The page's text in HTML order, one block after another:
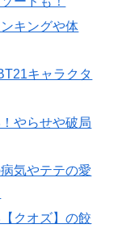
キングや体
キャラクタ
やらせや破局
気やテテの愛
クオズ】の餃